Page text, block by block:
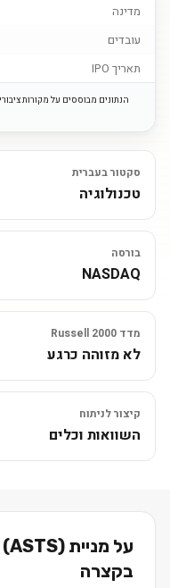
מדינה
עובדים
תאריך IPO
סקטור בעברית
טכנולוגיה
בורסה
NASDAQ
מדד Russell 2000
לא מזוהה כרגע
קיצור לניתוח
השוואות וכלים
על מניית (ASTS)
בקצרה